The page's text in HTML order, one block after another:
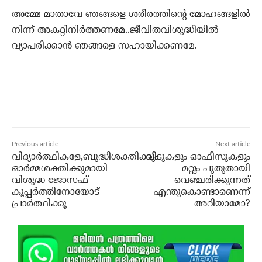
അമ്മേ മാതാവേ ഞങ്ങളെ ശരീരത്തിന്റെ മോഹങ്ങളില്‍
നിന്ന് അകറ്റിനിര്‍ത്തണമേ..ജീവിതവിശുദ്ധിയില്‍
വ്യാപരിക്കാന്‍ ഞങ്ങളെ സഹായിക്കണമേ.
Previous article
വിദ്യാര്‍ത്ഥികളേ,ബുദ്ധിശക്തിക്കും
ഓര്‍മ്മശക്തിക്കുമായി
വിശുദ്ധ ജോസഫ്
കൂപ്പര്‍ത്തിനോയോട്
പ്രാര്‍ത്ഥിക്കൂ
Next article
വീടുകളും ഓഫീസുകളും
മറ്റും പുതുതായി
വെഞ്ചരിക്കുന്നത്
എന്തുകൊണ്ടാണെന്ന്
അറിയാമോ?